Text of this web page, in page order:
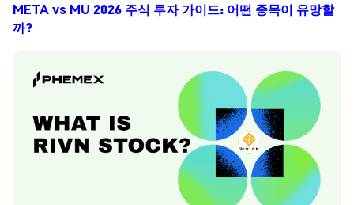
META vs MU 2026 주식 투자 가이드: 어떤 종목이 유망할
까?